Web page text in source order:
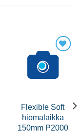
Flexible Soft
hiomalaikka
150mm P2000